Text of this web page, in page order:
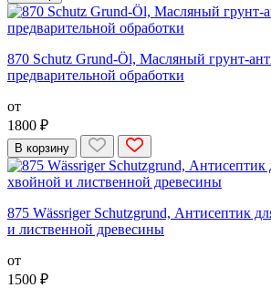
870 Schutz Grund-Öl, Масляный грунт-
предварительной обработки
от
1800 ₽
В корзину
875 Wässriger Schutzgrund, Антисептик
и лиственной древесины
от
1500 ₽